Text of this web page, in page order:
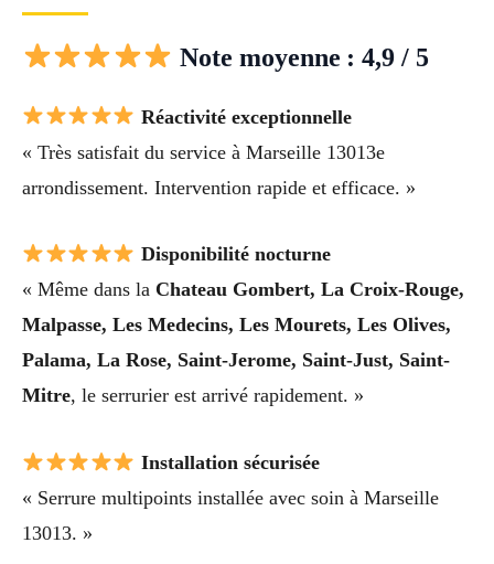
Note moyenne : 4,9 / 5
Réactivité exceptionnelle
« Très satisfait du service à Marseille 13013e
arrondissement. Intervention rapide et efficace. »
Disponibilité nocturne
« Même dans la Chateau Gombert, La Croix-Rouge,
Malpasse, Les Medecins, Les Mourets, Les Olives,
Palama, La Rose, Saint-Jerome, Saint-Just, Saint-
Mitre, le serrurier est arrivé rapidement. »
Installation sécurisée
« Serrure multipoints installée avec soin à Marseille
13013. »